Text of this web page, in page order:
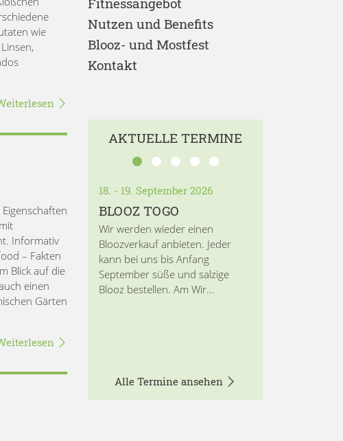
wie
Informativ
– Fakten
Blick auf die
einen
Gärten
Nutzen und Benefits
Blooz- und Mostfest
Kontakt
AKTUELLE TERMINE
18. - 19. September 2026
BLOOZ TOGO
Wir werden wieder einen
Bloozverkauf anbieten. Jeder
kann bei uns bis Anfang
September süße und salzige
Blooz bestellen. Am Wir...
Alle Termine ansehen